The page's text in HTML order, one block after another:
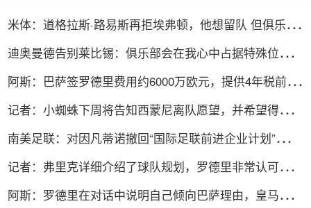
米体：道格拉斯·路易斯再拒埃弗顿，他想留队 但俱乐部
迪奥曼德告别莱比锡：俱乐部会在我心中占据特殊位置，
阿斯：巴萨签罗德里费用约6000万欧元，提供4年税前
记者：小蜘蛛下周将告知西蒙尼离队愿望，并希望得到理
南美足联：对因凡蒂诺撤回“国际足联前进企业计划”提案
记者：弗里克详细介绍了球队规划，罗德里非常认可并选
阿斯：罗德里在对话中说明自己倾向巴萨理由，皇马对此